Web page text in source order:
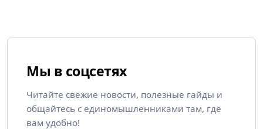
Мы в соцсетях
Читайте свежие новости, полезные гайды и
общайтесь с единомышленниками там, где
вам удобно!